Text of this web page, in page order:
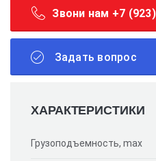
Звони нам +7
Задать вопрос
ХАРАКТЕРИСТИКИ
Грузоподъемность, max